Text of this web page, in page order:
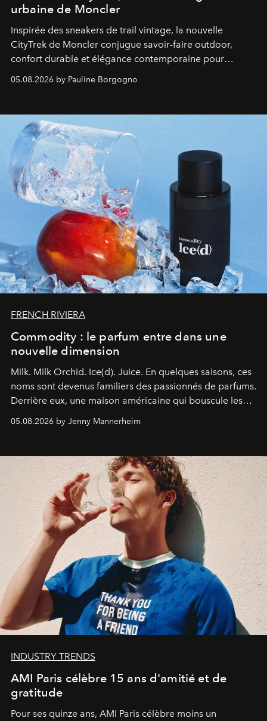
urbaine de Moncler
Inspirée des sneakers de trail vintage, la nouvelle
CityTrek de Moncler conjugue savoir-faire outdoor,
confort durable et élégance contemporaine pour
accompagner les explorations du quotidien.
05.08.2026 by Pauline Borgogno
FRENCH RIVIERA
Commodity : le parfum entre dans une
nouvelle dimension
Milk. Milk Orchid. Ice(d). Juice. En quelques saisons, ces
noms sont devenus familiers des passionnés de parfums.
Derrière eux, une maison américaine qui bouscule les
codes de la parfumerie contemporaine en proposant
une approche aussi intuitive que personnelle :
05.08.2026 by Jenny Mannerheim
INDUSTRY TRENDS
AMI Paris célèbre 15 ans d'amitié et de
gratitude
Pour ses quinze ans, AMI Paris célèbre moins un